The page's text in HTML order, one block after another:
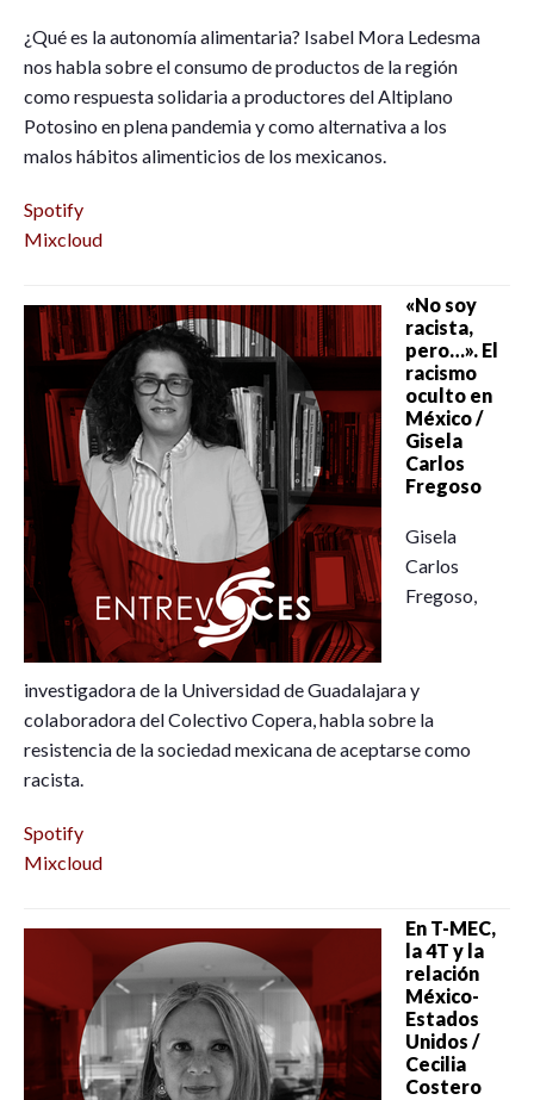
¿Qué es la autonomía alimentaria? Isabel Mora Ledesma
nos habla sobre el consumo de productos de la región
como respuesta solidaria a productores del Altiplano
Potosino en plena pandemia y como alternativa a los
malos hábitos alimenticios de los mexicanos.
Spotify
Mixcloud
«No soy
racista,
pero…». El
racismo
oculto en
México /
Gisela
Carlos
Fregoso
Gisela
Carlos
Fregoso,
investigadora de la Universidad de Guadalajara y
colaboradora del Colectivo Copera, habla sobre la
resistencia de la sociedad mexicana de aceptarse como
racista.
Spotify
Mixcloud
En T-MEC,
la 4T y la
relación
México-
Estados
Unidos /
Cecilia
Costero